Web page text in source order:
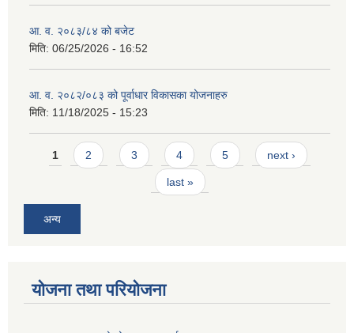
आ. व. २०८३/८४ को बजेट
मिति: 06/25/2026 - 16:52
आ. व. २०८२/०८३ को पूर्वाधार विकासका योजनाहरु
मिति: 11/18/2025 - 15:23
Pages
1 2 3 4 5 next ›
last »
अन्य
योजना तथा परियोजना